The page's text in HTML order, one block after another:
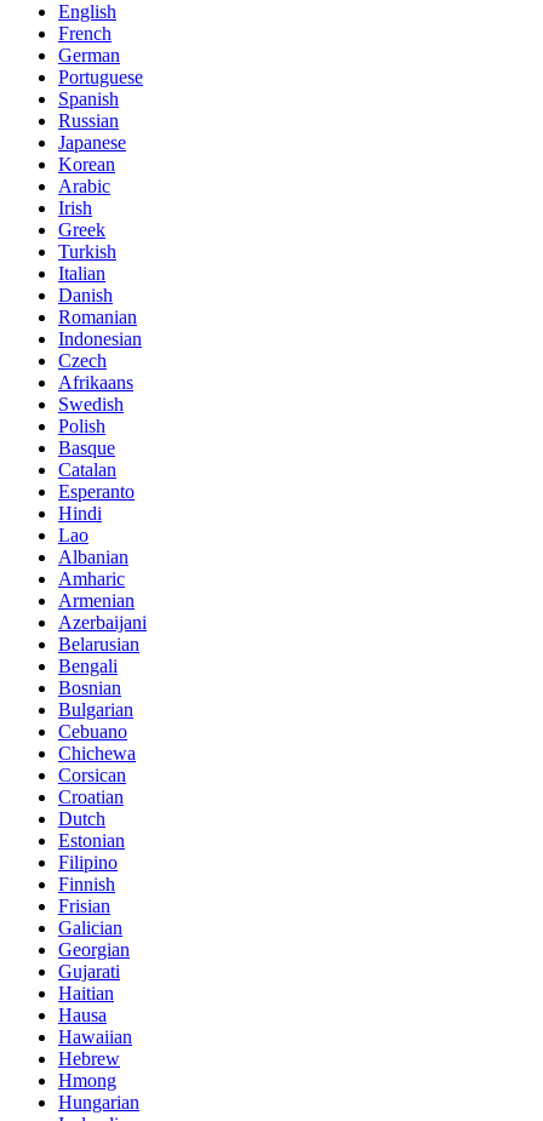
English
French
German
Portuguese
Spanish
Russian
Japanese
Korean
Arabic
Irish
Greek
Turkish
Italian
Danish
Romanian
Indonesian
Czech
Afrikaans
Swedish
Polish
Basque
Catalan
Esperanto
Hindi
Lao
Albanian
Amharic
Armenian
Azerbaijani
Belarusian
Bengali
Bosnian
Bulgarian
Cebuano
Chichewa
Corsican
Croatian
Dutch
Estonian
Filipino
Finnish
Frisian
Galician
Georgian
Gujarati
Haitian
Hausa
Hawaiian
Hebrew
Hmong
Hungarian